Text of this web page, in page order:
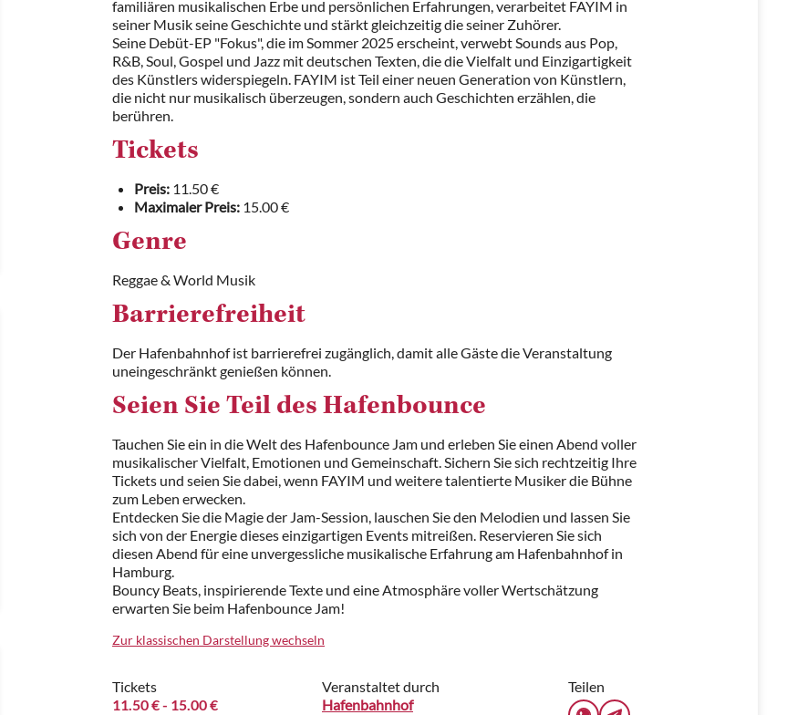
familiären musikalischen Erbe und persönlichen Erfahrungen, verarbeitet FAYIM in
seiner Musik seine Geschichte und stärkt gleichzeitig die seiner Zuhörer.
Seine Debüt-EP "Fokus", die im Sommer 2025 erscheint, verwebt Sounds aus Pop,
R&B, Soul, Gospel und Jazz mit deutschen Texten, die die Vielfalt und Einzigartigkeit
des Künstlers widerspiegeln. FAYIM ist Teil einer neuen Generation von Künstlern,
die nicht nur musikalisch überzeugen, sondern auch Geschichten erzählen, die
berühren.
Tickets
Preis: 11.50 €
Maximaler Preis: 15.00 €
Genre
Reggae & World Musik
Barrierefreiheit
Der Hafenbahnhof ist barrierefrei zugänglich, damit alle Gäste die Veranstaltung
uneingeschränkt genießen können.
Seien Sie Teil des Hafenbounce
Tauchen Sie ein in die Welt des Hafenbounce Jam und erleben Sie einen Abend voller
musikalischer Vielfalt, Emotionen und Gemeinschaft. Sichern Sie sich rechtzeitig Ihre
Tickets und seien Sie dabei, wenn FAYIM und weitere talentierte Musiker die Bühne
zum Leben erwecken.
Entdecken Sie die Magie der Jam-Session, lauschen Sie den Melodien und lassen Sie
sich von der Energie dieses einzigartigen Events mitreißen. Reservieren Sie sich
diesen Abend für eine unvergessliche musikalische Erfahrung am Hafenbahnhof in
Hamburg.
Bouncy Beats, inspirierende Texte und eine Atmosphäre voller Wertschätzung
erwarten Sie beim Hafenbounce Jam!
Zur klassischen Darstellung wechseln
Tickets
11.50 €- 15.00 €
Veranstaltet durch
Hafenbahnhof
Teilen